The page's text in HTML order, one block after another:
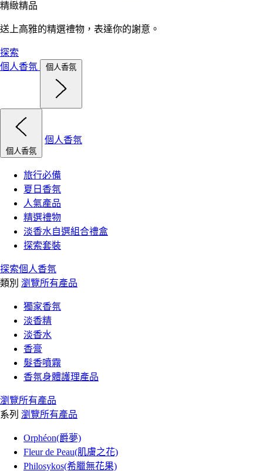
精緻精品
送上高雅的精選禮物，表達你的謝意。
探索
個人香氛
個人香氛
個人香氛
個人香氛
旅行必備
夏日香氛
人氣產品
精選禮物
淡香水自選組合禮盒
探索套裝
探索個人香氛
類別 瀏覽所有產品
獨家香氛
淡香精
淡香水
香膏
髮香噴霧
香氛身體護理產品
瀏覽所有產品
系列 瀏覽所有產品
Orphéon(爵夢)
Fleur de Peau(肌膚之花)
Philosykos(希臘無花果)